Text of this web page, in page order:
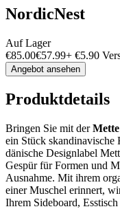
NordicNest
Auf Lager
€85.00€57.99+ €5.90
Angebot ansehen
Produktdetails
Bringen Sie mit der
ein Stück skandinavische
dänische Designlabel
Gespür für Formen und
Ausnahme. Mit ihrem
einer Muschel erinnert,
Ihrem Sideboard,